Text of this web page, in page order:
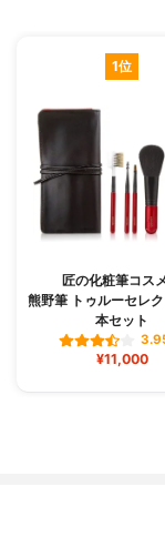
1位
匠の化粧筆コス
熊野筆 トゥルーセレ
本セット
¥11,000